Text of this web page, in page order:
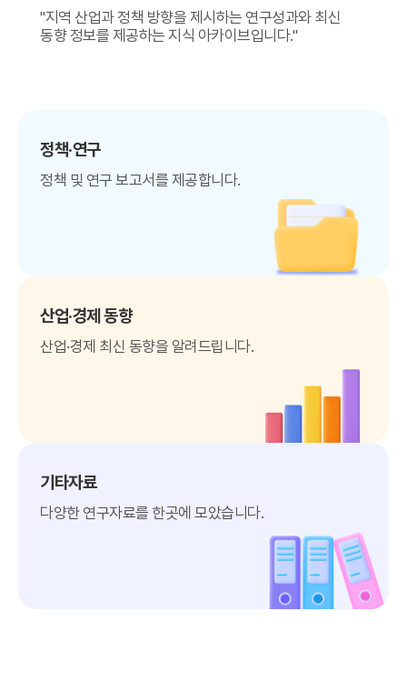
"지역 산업과 정책 방향을 제시하는 연구성과와 최신
동향 정보를 제공하는 지식 아카이브입니다."
정책·연구
정책 및 연구 보고서를 제공합니다.
산업·경제 동향
산업·경제 최신 동향을 알려드립니다.
기타자료
다양한 연구자료를 한곳에 모았습니다.